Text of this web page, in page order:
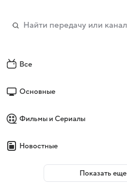
Все
Основные
Фильмы и Сериалы
Новостные
Показать еще